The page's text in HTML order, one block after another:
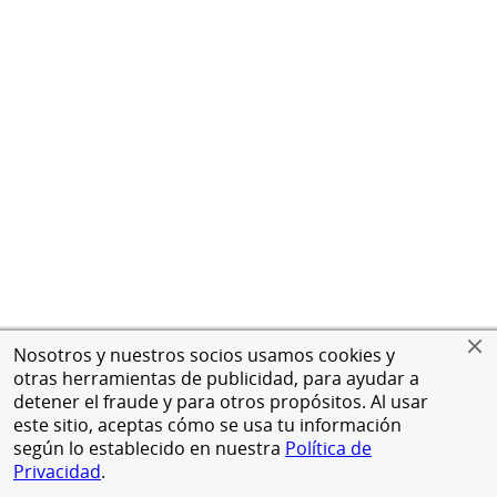
Nosotros y nuestros socios usamos cookies y
otras herramientas de publicidad, para ayudar a
detener el fraude y para otros propósitos. Al usar
este sitio, aceptas cómo se usa tu información
según lo establecido en nuestra Política de
Privacidad.